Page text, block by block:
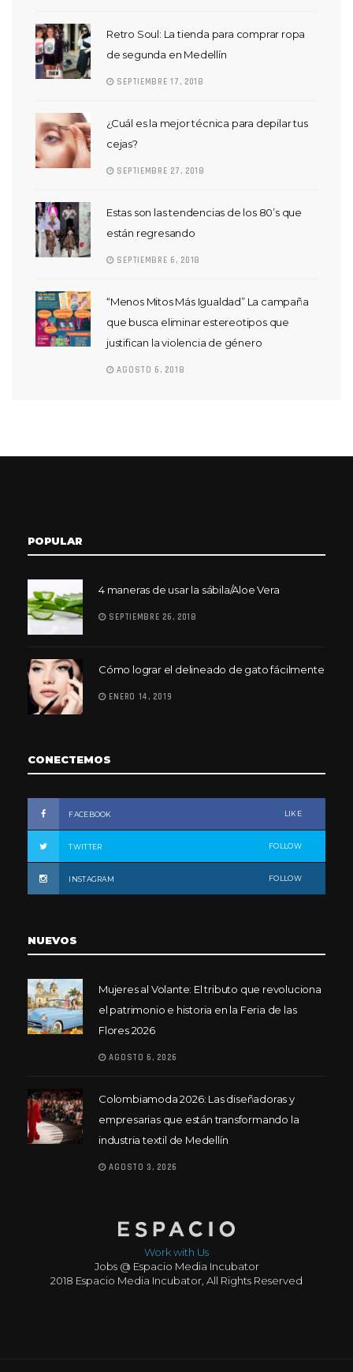
Retro Soul: La tienda para comprar ropa
de segunda en Medellín
SEPTIEMBRE 17, 2018
¿Cuál es la mejor técnica para depilar tus
cejas?
SEPTIEMBRE 27, 2018
Estas son las tendencias de los 80’s que
están regresando
SEPTIEMBRE 6, 2018
“Menos Mitos Más Igualdad” La campaña
que busca eliminar estereotipos que
justifican la violencia de género
AGOSTO 6, 2018
POPULAR
4 maneras de usar la sábila/Aloe Vera
SEPTIEMBRE 26, 2018
Cómo lograr el delineado de gato fácilmente
ENERO 14, 2019
CONECTEMOS
FACEBOOK LIKE
TWITTER FOLLOW
INSTAGRAM FOLLOW
NUEVOS
Mujeres al Volante: El tributo que revoluciona
el patrimonio e historia en la Feria de las
Flores 2026
AGOSTO 6, 2026
Colombiamoda 2026: Las diseñadoras y
empresarias que están transformando la
industria textil de Medellín
AGOSTO 3, 2026
Work with Us
Jobs @ Espacio Media Incubator
2018 Espacio Media Incubator, All Rights Reserved